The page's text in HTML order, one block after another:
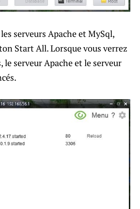
serveurs Apache et MySql,
Start All. Lorsque vous verrez
le serveur Apache et le serveur